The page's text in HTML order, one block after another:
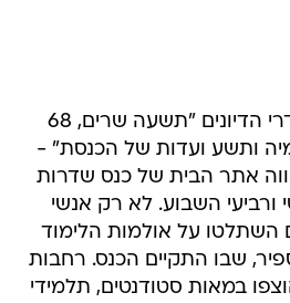
באותו זמן יושבים בחדרי הדיונים "תשעה שרים, 68
אקדמיה ותשע ועדות של הכנסת" -
אתר הבית של כנס שדרות
ורביעי השבוע. לא רק אנשי
השתלטו על אולמות הלימוד
שבו התקיים הכנס. רחבות
במאות סטודנטים, תלמידי